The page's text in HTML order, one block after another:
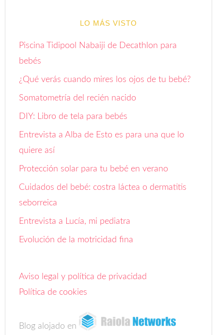
LO MÁS VISTO
Piscina Tidipool Nabaiji de Decathlon para
bebés
¿Qué verás cuando mires los ojos de tu bebé?
Somatometría del recién nacido
DIY: Libro de tela para bebés
Entrevista a Alba de Esto es para una que lo
quiere así
Protección solar para tu bebé en verano
Cuidados del bebé: costra láctea o dermatitis
seborreica
Entrevista a Lucía, mi pediatra
Evolución de la motricidad fina
Aviso legal y política de privacidad
Política de cookies
Blog alojado en